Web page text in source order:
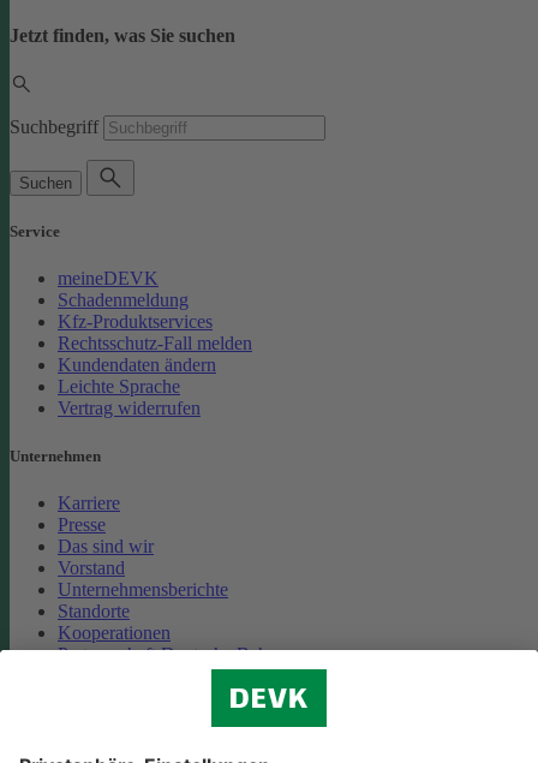
Jetzt finden, was Sie suchen
Suchbegriff
Suchen
Service
meineDEVK
Schadenmeldung
Kfz-Produktservices
Rechtsschutz-Fall melden
Kundendaten ändern
Leichte Sprache
Vertrag widerrufen
Unternehmen
Karriere
Presse
Das sind wir
Vorstand
Unternehmensberichte
Standorte
Kooperationen
Partnerschaft Deutsche Bahn